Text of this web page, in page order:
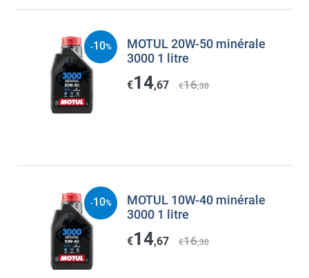
MOTUL 20W-50 minérale
3000 1 litre
€14,67 €16,30
-10%
MOTUL 10W-40 minérale
3000 1 litre
€14,67 €16,30
-10%